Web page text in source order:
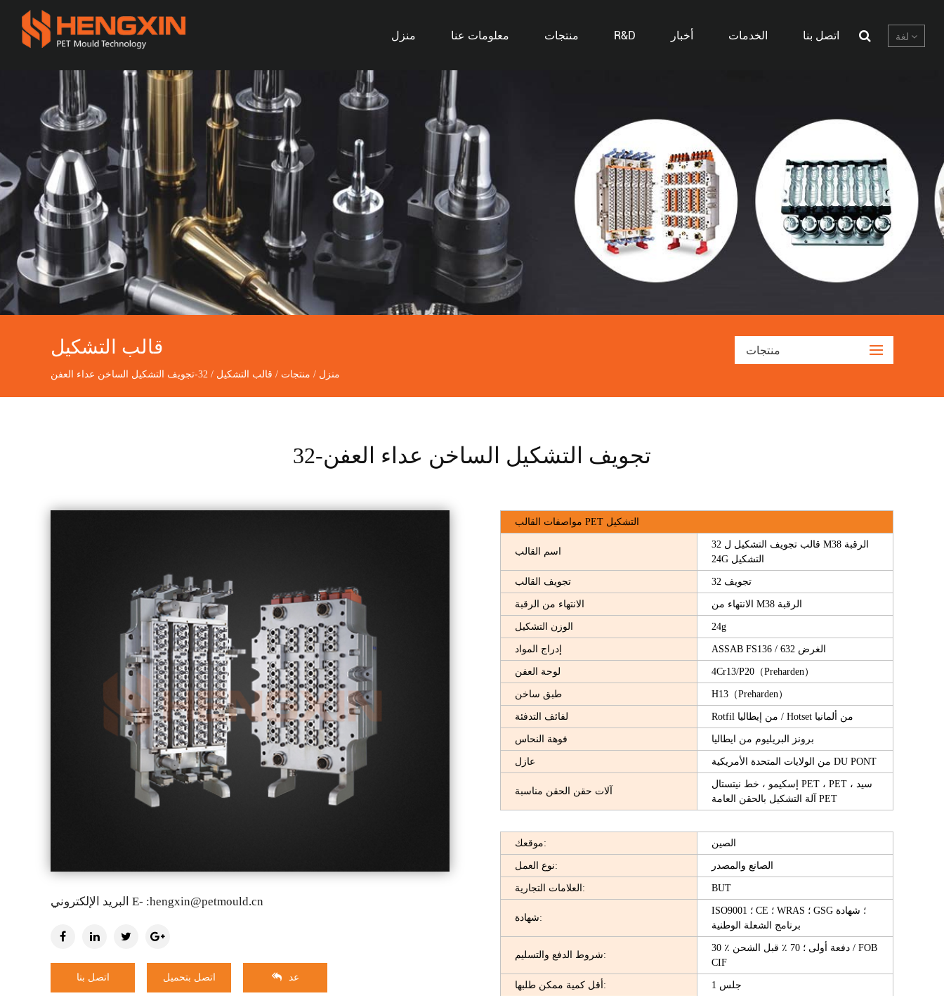
منزل معلومات عنا منتجات R&D أخبار الخدمات اتصل بنا
قالب التشكيل
منزل / منتجات / قالب التشكيل / 32-تجويف التشكيل الساخن عداء العفن
منتجات
32-تجويف التشكيل الساخن عداء العفن
البريد الإلكتروني E- :hengxin@petmould.cn
اتصل بنا اتصل بتحميل عد
مواصفات القالب PET التشكيل
اسم القالب
32 قالب تجويف التشكيل ل M38 الرقبة
24G التشكيل
تجويف القالب 32 تجويف
الانتهاء من الرقبة الانتهاء من M38 الرقبة
الوزن التشكيل 24g
إدراج المواد ASSAB FS136 / الغرض 632
لوحة العفن 4Cr13/P20（Preharden）
طبق ساخن H13（Preharden）
لفائف التدفئة Rotfil من إيطاليا / Hotset من ألمانيا
فوهة النحاس برونز البريليوم من ايطاليا
عازل من الولايات المتحدة الأمريكية DU PONT
آلات حقن الحقن مناسبة
إسكيمو ، خط نيتستال PET ، PET سيد ،
آلة التشكيل بالحقن العامة PET
موقعك: الصين
نوع العمل: الصانع والمصدر
العلامات التجارية: BUT
شهادة:
ISO9001 ؛ CE ؛ WRAS ؛ GSG ؛ شهادة
برنامج الشعلة الوطنية
شروط الدفع والتسليم:
30 ٪ دفعة أولى ؛ 70 ٪ قبل الشحن / FOB
CIF
أقل كمية ممكن طلبها: 1 جلس